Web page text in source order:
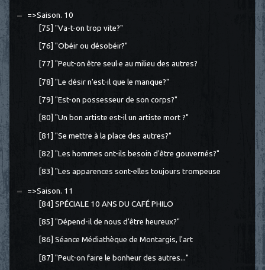
=>Saison. 10
[75] "Va-t-on trop vite?"
[76] "Obéir ou désobéir?"
[77] "Peut-on être seul·e au milieu des autres?
[78] "Le désir n'est-il que le manque?"
[79] "Est-on possesseur de son corps?"
[80] "Un bon artiste est-il un artiste mort ?"
[81] "Se mettre à la place des autres?"
[82] "Les hommes ont-ils besoin d'être gouvernés?"
[83] "Les apparences sont-elles toujours trompeuse
=>Saison. 11
[84] SPÉCIALE 10 ANS DU CAFÉ PHILO
[85] "Dépend-il de nous d'être heureux?"
[86] Séance Médiathèque de Montargis, l'art
[87] "Peut-on faire le bonheur des autres..."